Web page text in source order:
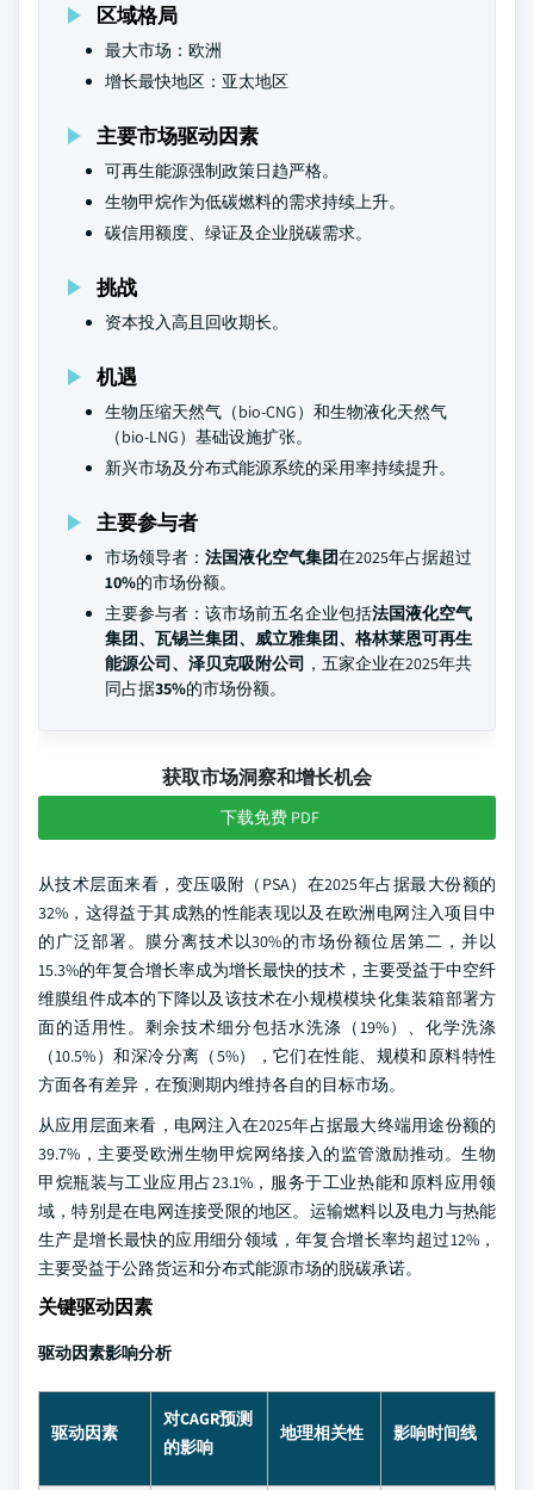
区域格局
最大市场：欧洲
增长最快地区：亚太地区
主要市场驱动因素
可再生能源强制政策日趋严格。
生物甲烷作为低碳燃料的需求持续上升。
碳信用额度、绿证及企业脱碳需求。
挑战
资本投入高且回收期长。
机遇
生物压缩天然气（bio-CNG）和生物液化天然气
（bio-LNG）基础设施扩张。
新兴市场及分布式能源系统的采用率持续提升。
主要参与者
市场领导者： 法国液化空气集团在2025年占据超过
10%的市场份额。
主要参与者：该市场前五名企业包括法国液化空气
集团、瓦锡兰集团、威立雅集团、格林莱恩可再生
能源公司、泽贝克吸附公司 ，五家企业在2025年共
同占据35%的市场份额。
获取市场洞察和增长机会
下载免费 PDF
从技术层面来看，变压吸附（PSA）在2025年占据最大份额的
32%，这得益于其成熟的性能表现以及在欧洲电网注入项目中
的广泛部署。膜分离技术以30%的市场份额位居第二，并以
15.3%的年复合增长率成为增长最快的技术，主要受益于中空纤
维膜组件成本的下降以及该技术在小规模模块化集装箱部署方
面的适用性。剩余技术细分包括水洗涤（19%）、化学洗涤
（10.5%）和深冷分离（5%），它们在性能、规模和原料特性
方面各有差异，在预测期内维持各自的目标市场。
从应用层面来看，电网注入在2025年占据最大终端用途份额的
39.7%，主要受欧洲生物甲烷网络接入的监管激励推动。生物
甲烷瓶装与工业应用占23.1%，服务于工业热能和原料应用领
域，特别是在电网连接受限的地区。运输燃料以及电力与热能
生产是增长最快的应用细分领域，年复合增长率均超过12%，
主要受益于公路货运和分布式能源市场的脱碳承诺。
关键驱动因素
驱动因素影响分析
驱动因素
对CAGR预测
的影响
地理相关性 影响时间线